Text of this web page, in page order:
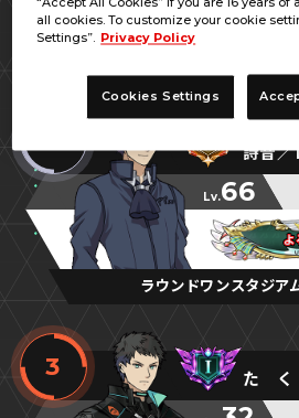
詩音／
Lv.66
よ
よ
よ
ラウンドワンスタジア
3 た
all cookies. To customize your cookie
Settings”. Privacy Policy
Cookies Settings